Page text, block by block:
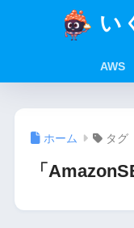
い
AWS
ホーム タグ
「